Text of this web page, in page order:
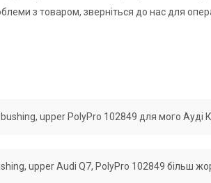
з товаром, зверніться до нас для
upper PolyPro 102849 для мого Ауді
465 B, 7L8505466, 7L8 505 466 A, 7L8 505
upper Audi Q7, PolyPro 102849 більш